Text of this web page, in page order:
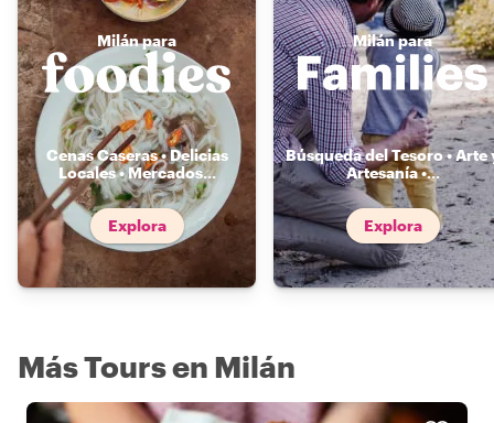
Milán para
Cenas Caseras • Delicias
Locales • Mercados...
Explora
Milán para
Búsqueda del Tesoro • Arte
Artesanía •...
Explora
Más Tours en Milán